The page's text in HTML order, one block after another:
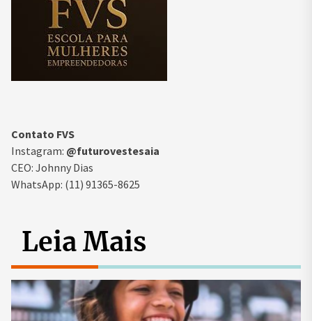
Contato FVS
Instagram: @futurovestesaia
CEO: Johnny Dias
WhatsApp: (11) 91365-8625
Leia Mais